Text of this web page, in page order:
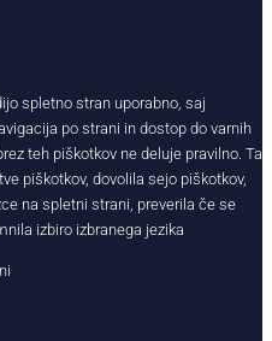
spletno stran uporabno, saj
po strani in dostop do varnih
teh piškotkov ne deluje pravilno. Ta
piškotkov, dovolila sejo piškotkov,
na spletni strani, preverila če se
izbiro izbranega jezika